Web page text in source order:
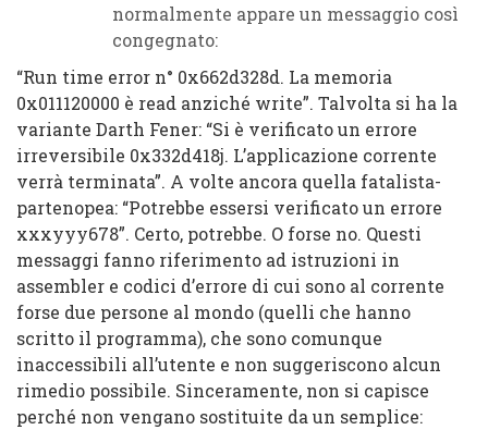
normalmente appare un messaggio così
congegnato:
“Run time error n° 0x662d328d. La memoria
0x011120000 è read anziché write”. Talvolta si ha la
variante Darth Fener: “Si è verificato un errore
irreversibile 0x332d418j. L’applicazione corrente
verrà terminata”. A volte ancora quella fatalista-
partenopea: “Potrebbe essersi verificato un errore
xxxyyy678”. Certo, potrebbe. O forse no. Questi
messaggi fanno riferimento ad istruzioni in
assembler e codici d’errore di cui sono al corrente
forse due persone al mondo (quelli che hanno
scritto il programma), che sono comunque
inaccessibili all’utente e non suggeriscono alcun
rimedio possibile. Sinceramente, non si capisce
perché non vengano sostituite da un semplice: